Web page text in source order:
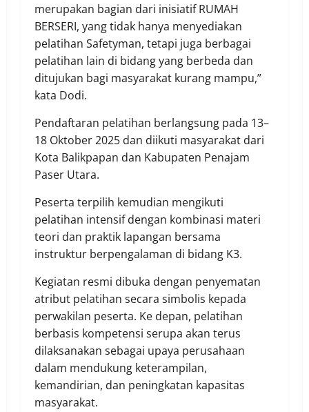
merupakan bagian dari inisiatif RUMAH
BERSERI, yang tidak hanya menyediakan
pelatihan Safetyman, tetapi juga berbagai
pelatihan lain di bidang yang berbeda dan
ditujukan bagi masyarakat kurang mampu,”
kata Dodi.
Pendaftaran pelatihan berlangsung pada 13–
18 Oktober 2025 dan diikuti masyarakat dari
Kota Balikpapan dan Kabupaten Penajam
Paser Utara.
Peserta terpilih kemudian mengikuti
pelatihan intensif dengan kombinasi materi
teori dan praktik lapangan bersama
instruktur berpengalaman di bidang K3.
Kegiatan resmi dibuka dengan penyematan
atribut pelatihan secara simbolis kepada
perwakilan peserta. Ke depan, pelatihan
berbasis kompetensi serupa akan terus
dilaksanakan sebagai upaya perusahaan
dalam mendukung keterampilan,
kemandirian, dan peningkatan kapasitas
masyarakat.